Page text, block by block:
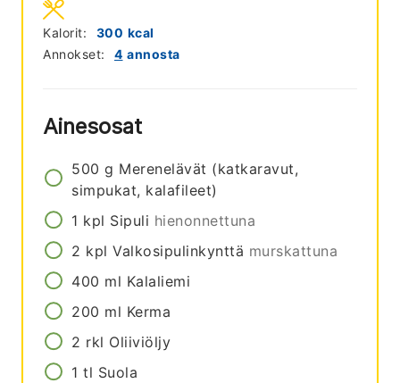
Annokset: 4 annosta
Kalorit: 300 kcal
Ainesosat
500 g Merenelävät (katkaravut,
simpukat, kalafileet)
1 kpl Sipuli hienonnettuna
2 kpl Valkosipulinkynttä murskattuna
400 ml Kalaliemi
200 ml Kerma
2 rkl Oliiviöljy
1 tl Suola